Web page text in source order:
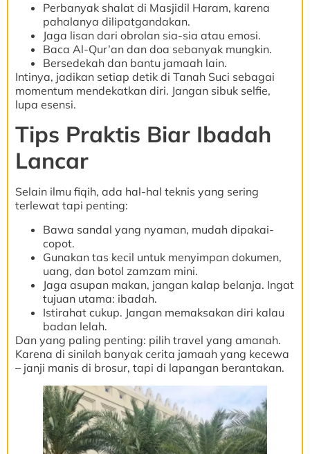
Perbanyak shalat di Masjidil Haram, karena
pahalanya dilipatgandakan.
Jaga lisan dari obrolan sia-sia atau emosi.
Baca Al-Qur’an dan doa sebanyak mungkin.
Bersedekah dan bantu jamaah lain.
Intinya, jadikan setiap detik di Tanah Suci sebagai
momentum mendekatkan diri. Jangan sibuk selfie,
lupa esensi.
Tips Praktis Biar Ibadah
Lancar
Selain ilmu fiqih, ada hal-hal teknis yang sering
terlewat tapi penting:
Bawa sandal yang nyaman, mudah dipakai-
copot.
Gunakan tas kecil untuk menyimpan dokumen,
uang, dan botol zamzam mini.
Jaga asupan makan, jangan kalap belanja. Ingat
tujuan utama: ibadah.
Istirahat cukup. Jangan memaksakan diri kalau
badan lelah.
Dan yang paling penting: pilih travel yang amanah.
Karena di sinilah banyak cerita jamaah yang kecewa
– janji manis di brosur, tapi di lapangan berantakan.